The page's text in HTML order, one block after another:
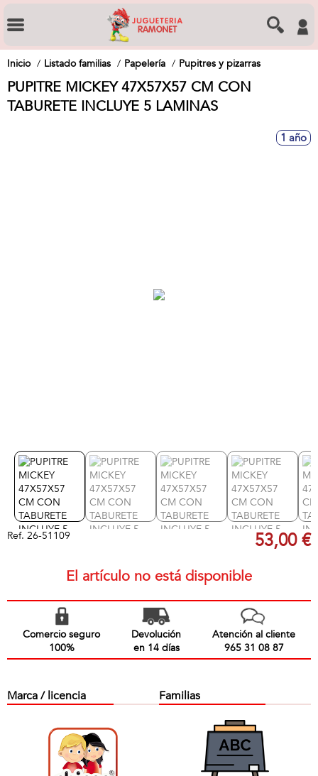
Inicio Listado familias Papelería Pupitres y pizarras
PUPITRE MICKEY 47X57X57 CM CON
TABURETE INCLUYE 5 LAMINAS
1 año
Ref. 26-51109 53,00 €
El artículo no está disponible
Comercio seguro
100%
Devolución
en 14 días
Atención al cliente
965 31 08 87
Marca / licencia Familias